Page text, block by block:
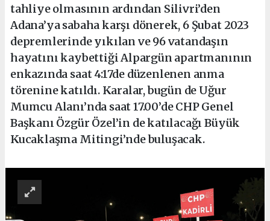
tahliye olmasının ardından Silivri’den
Adana’ya sabaha karşı dönerek, 6 Şubat 2023
depremlerinde yıkılan ve 96 vatandaşın
hayatını kaybettiği Alpargün apartmanının
enkazında saat 4:17de düzenlenen anma
törenine katıldı. Karalar, bugün de Uğur
Mumcu Alanı’nda saat 17.00’de CHP Genel
Başkanı Özgür Özel’in de katılacağı Büyük
Kucaklaşma Mitingi’nde buluşacak.